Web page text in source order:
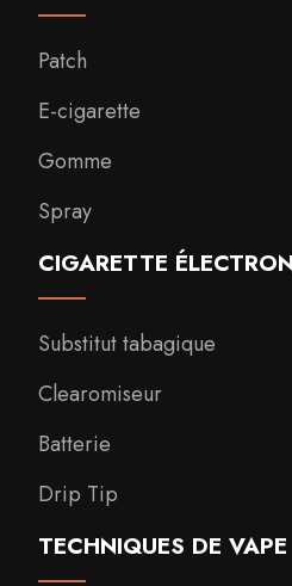
Patch
E-cigarette
Gomme
Spray
CIGARETTE
Substitut tabagique
Clearomiseur
Batterie
Drip Tip
TECHNIQUES DE VAPE